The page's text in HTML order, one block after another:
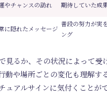
やチャンスの訪れ 期待していた成
に隠れたメッセージ
普段の努力が実
ング
見るか、その状況によって受
動や場所ごとの変化も理解す
ュアルサインに気付くことが